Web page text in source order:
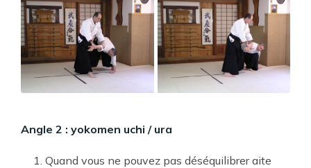
Angle 2 : yokomen uchi / ura
Quand vous ne pouvez pas déséquilibrer aite